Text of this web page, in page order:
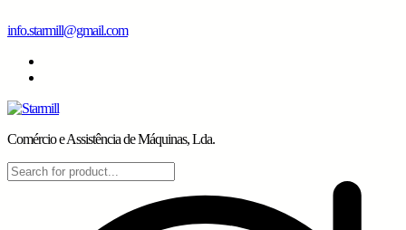
Skip
content
info.starmill@gmail.com
Comércio e Assistência de Máquinas, Lda.